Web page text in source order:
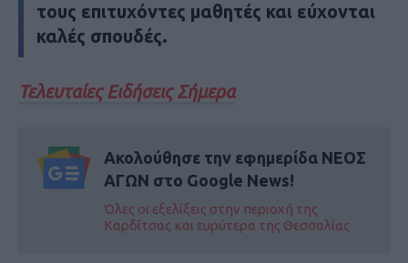
τους επιτυχόντες μαθητές και εύχονται
καλές σπουδές.
Τελευταίες Ειδήσεις Σήμερα
Ακολούθησε την εφημερίδα ΝΕΟΣ
ΑΓΩΝ στο Google News!
Όλες οι εξελίξεις στην περιοχή της
Καρδίτσας και ευρύτερα της Θεσσαλίας